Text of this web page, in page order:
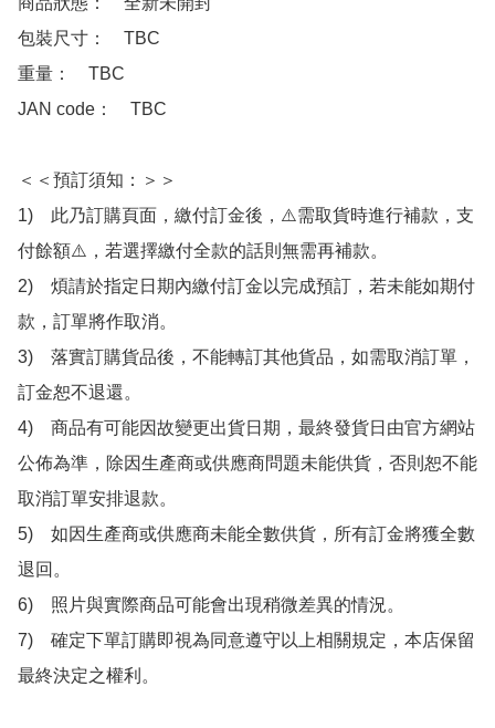
包裝尺寸：　TBC
重量：　TBC
JAN code：　TBC
＜＜預訂須知：＞＞
1)　此乃訂購頁面，繳付訂金後，⚠️需取貨時進行補款，支
付餘額⚠️，若選擇繳付全款的話則無需再補款。
2)　煩請於指定日期內繳付訂金以完成預訂，若未能如期付
款，訂單將作取消。
3)　落實訂購貨品後，不能轉訂其他貨品，如需取消訂單，
訂金恕不退還。
4)　商品有可能因故變更出貨日期，最終發貨日由官方網站
公佈為準，除因生產商或供應商問題未能供貨，否則恕不能
取消訂單安排退款。
5)　如因生產商或供應商未能全數供貨，所有訂金將獲全數
退回。
6)　照片與實際商品可能會出現稍微差異的情況。
7)　確定下單訂購即視為同意遵守以上相關規定，本店保留
最終決定之權利。